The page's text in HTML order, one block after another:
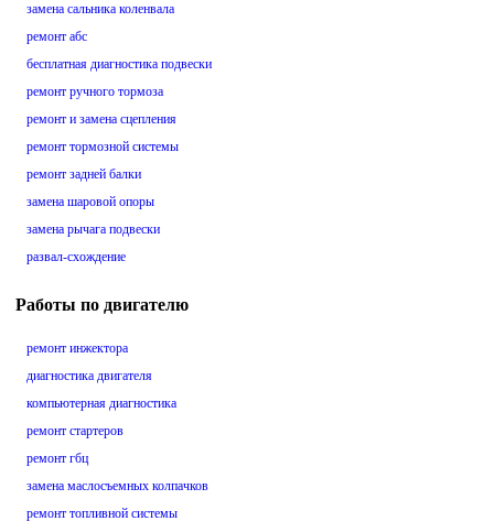
замена сальника коленвала
ремонт абс
бесплатная диагностика подвески
ремонт ручного тормоза
ремонт и замена сцепления
ремонт тормозной системы
ремонт задней балки
замена шаровой опоры
замена рычага подвески
развал-схождение
Работы по двигателю
ремонт инжектора
диагностика двигателя
компьютерная диагностика
ремонт стартеров
ремонт гбц
замена маслосъемных колпачков
ремонт топливной системы